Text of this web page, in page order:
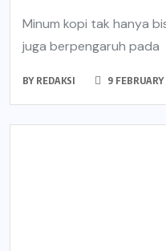
Minum kopi tak hanya
juga berpengaruh pada
BY REDAKSI 9